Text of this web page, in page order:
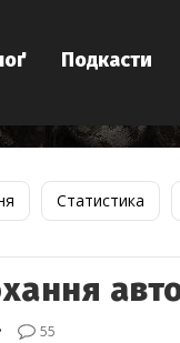
Подкасти
Статистика
55